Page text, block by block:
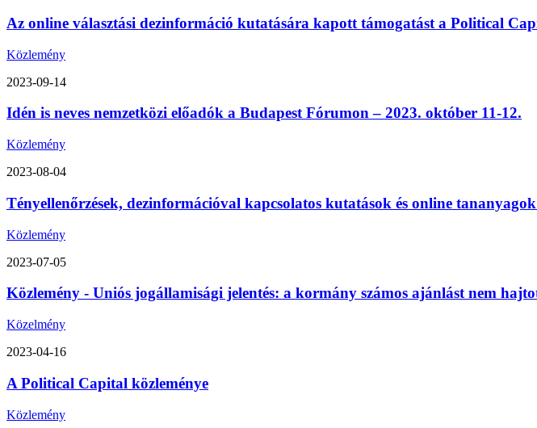
Az online választási dezinformáció kutatására kapott támogatást a Political
Közlemény
2023-09-14
Idén is neves nemzetközi előadók a Budapest Fórumon – 2023. október 11-12.
Közlemény
2023-08-04
Tényellenőrzések, dezinformációval kapcsolatos kutatások és online
Közlemény
2023-07-05
Közlemény - Uniós jogállamisági jelentés: a kormány számos ajánlást nem
Közelmény
2023-04-16
A Political Capital közleménye
Közlemény